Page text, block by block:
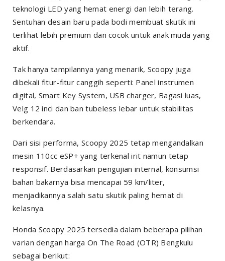
teknologi LED yang hemat energi dan lebih terang.
Sentuhan desain baru pada bodi membuat skutik ini
terlihat lebih premium dan cocok untuk anak muda yang
aktif.
Tak hanya tampilannya yang menarik, Scoopy juga
dibekali fitur-fitur canggih seperti: Panel instrumen
digital, Smart Key System, USB charger, Bagasi luas,
Velg 12 inci dan ban tubeless lebar untuk stabilitas
berkendara.
Dari sisi performa, Scoopy 2025 tetap mengandalkan
mesin 110cc eSP+ yang terkenal irit namun tetap
responsif. Berdasarkan pengujian internal, konsumsi
bahan bakarnya bisa mencapai 59 km/liter,
menjadikannya salah satu skutik paling hemat di
kelasnya.
Honda Scoopy 2025 tersedia dalam beberapa pilihan
varian dengan harga On The Road (OTR) Bengkulu
sebagai berikut: